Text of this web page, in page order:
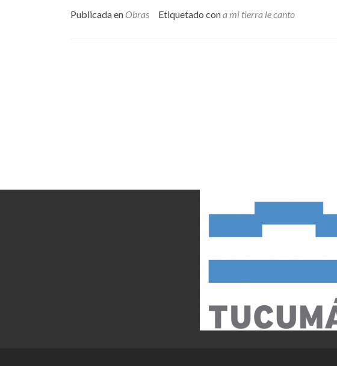
Publicada en Obras Etiquetado cona mi tierra le canto